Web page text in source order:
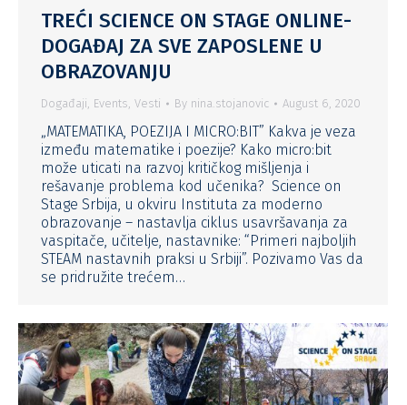
TREĆI SCIENCE ON STAGE ONLINE-
DOGAĐAJ ZA SVE ZAPOSLENE U
OBRAZOVANJU
Događaji, Events, Vesti By nina.stojanovic August 6, 2020
„MATEMATIKA, POEZIJA I MICRO:BIT” Kakva je veza
između matematike i poezije? Kako micro:bit
može uticati na razvoj kritičkog mišljenja i
rešavanje problema kod učenika? Science on
Stage Srbija, u okviru Instituta za moderno
obrazovanje – nastavlja ciklus usavršavanja za
vaspitače, učitelje, nastavnike: “Primeri najboljih
STEAM nastavnih praksi u Srbiji”. Pozivamo Vas da
se pridružite trećem…